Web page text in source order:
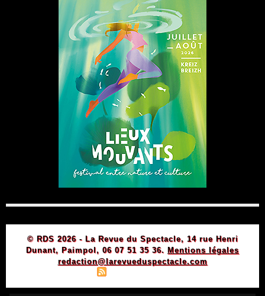
© RDS 2026 - La Revue du Spectacle, 14 rue Henri
Dunant, Paimpol, 06 07 51 35 36. Mentions légales
redaction@larevueduspectacle.com